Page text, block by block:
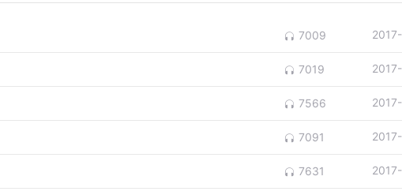
7009
7019
7566
7091
7631